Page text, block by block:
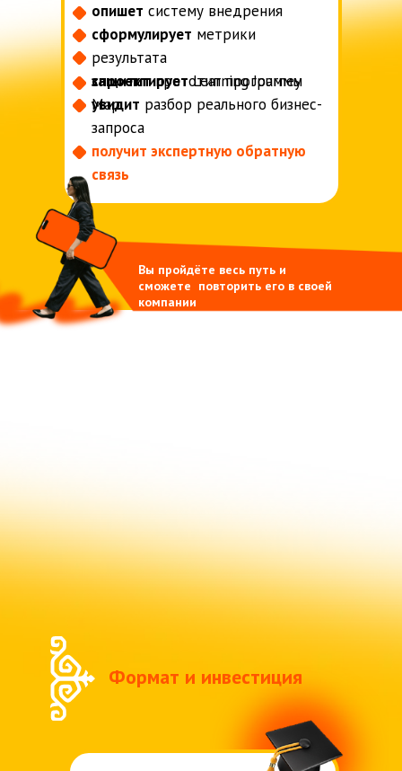
опишет систему внедрения
сформулирует метрики
результата
спроектируетLearning Journey
Map
защититпрототип программы
увидит разбор реального бизнес-
запроса
получит экспертную обратную
связь
Вы пройдёте весь путь и
сможете повторить его в своей
компании
Формат и инвестиция